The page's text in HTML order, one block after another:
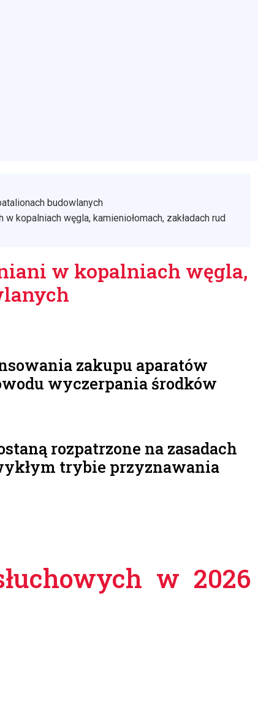
budowlanych
kopalniach węgla, kamieniołomach, zakładach rud
w kopalniach węgla,
zakupu aparatów
wyczerpania środków
rozpatrzone na zasadach
trybie przyznawania
w 2026